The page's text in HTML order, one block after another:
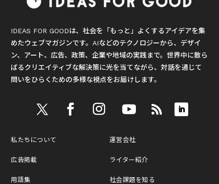
IDEAS FOR GOODは、社会を「もっと」よくするアイデアを集
めたウェブマガジンです。AIなどのテクノロジーから、デザイ
ン、アート、広告、政策、企業や地域の実践まで。世界中に散ら
ばるクリエイティブな解決策に光を当てながら、対話を通じて
問いをひらくための多様な視点をお届けします。
私たちについて
広告掲載
用語集
運営会社
ライター紹介
社会課題を知る